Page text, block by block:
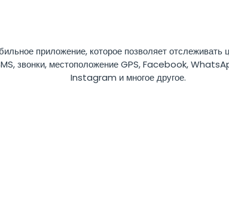
приложение, которое позволяет отслеживать
звонки, местоположение GPS, Facebook,
Instagram и многое другое.